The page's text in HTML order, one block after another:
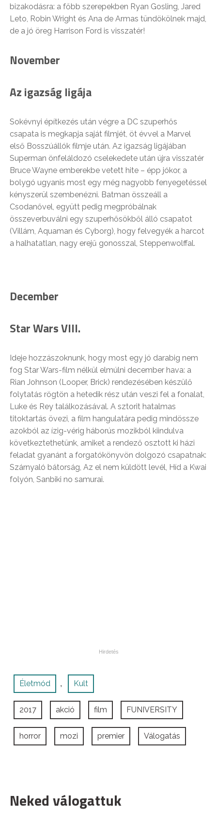
bizakodásra: a főbb szerepekben Ryan Gosling, Jared
Leto, Robin Wright és Ana de Armas tündökölnek majd,
de a jó öreg Harrison Ford is visszatér!
November
Az igazság ligája
Sokévnyi építkezés után végre a DC szuperhős
csapata is megkapja saját filmjét, öt évvel a Marvel
első Bosszúállók filmje után. Az igazság ligájában
Superman önfeláldozó cselekedete után újra visszatér
Bruce Wayne emberekbe vetett hite – épp jókor, a
bolygó ugyanis most egy még nagyobb fenyegetéssel
kényszerül szembenézni. Batman összeáll a
Csodanővel, együtt pedig megpróbálnak
összeverbuválni egy szuperhősökből álló csapatot
(Villám, Aquaman és Cyborg), hogy felvegyék a harcot
a halhatatlan, nagy erejű gonosszal, Steppenwolffal.
December
Star Wars VIII.
Ideje hozzászoknunk, hogy most egy jó darabig nem
fog Star Wars-film nélkül elmúlni december hava: a
Rian Johnson (Looper, Brick) rendezésében készülő
folytatás rögtön a hetedik rész után veszi fel a fonalat,
Luke és Rey találkozásával. A sztorit hatalmas
titoktartás övezi, a film hangulatára pedig mindössze
azokból az ízig-vérig háborús mozikból kiindulva
következtethetünk, amiket a rendező osztott ki házi
feladat gyanánt a forgatókönyvön dolgozó csapatnak:
Szárnyaló bátorság, Az el nem küldött levél, Híd a Kwai
folyón, Sanbiki no samurai.
Életmód , Kult
2017 akció film FUNIVERSITY
horror mozi premier Válogatás
Neked válogattuk